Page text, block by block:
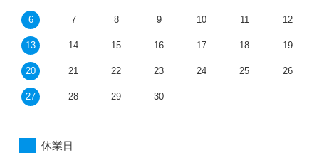
6 7 8 9 10 11 12
13 14 15 16 17 18 19
20 21 22 23 24 25 26
27 28 29 30
休業日